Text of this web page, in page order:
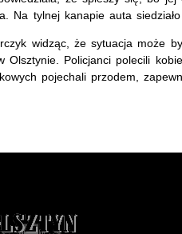
tylnej kanapie auta siedziało
widząc, że sytuacja może
Policjanci polecili
pojechali przodem,